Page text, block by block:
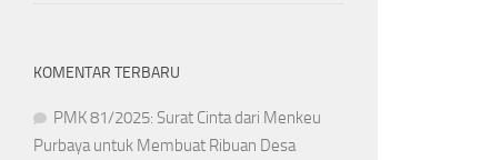
KOMENTAR TERBARU
PMK 81/2025: Surat Cinta dari Menkeu
Purbaya untuk Membuat Ribuan Desa